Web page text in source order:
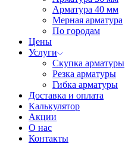
Арматура 40 мм
Мерная арматура
По городам
Цены
Услуги
Скупка арматуры
Резка арматуры
Гибка арматуры
Доставка и оплата
Калькулятор
Акции
О нас
Контакты